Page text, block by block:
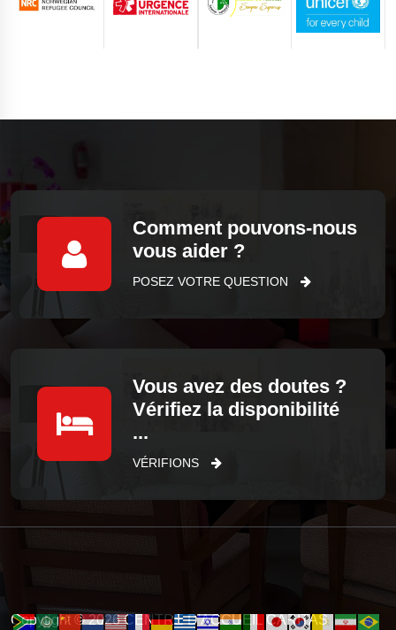
Comment pouvons-nous
vous aider ?
POSEZ VOTRE QUESTION
Vous avez des doutes ?
Vérifiez la disponibilité
...
VÉRIFIONS
Copytight © 2026 CENTRE D'ACCUEIL CARITAS